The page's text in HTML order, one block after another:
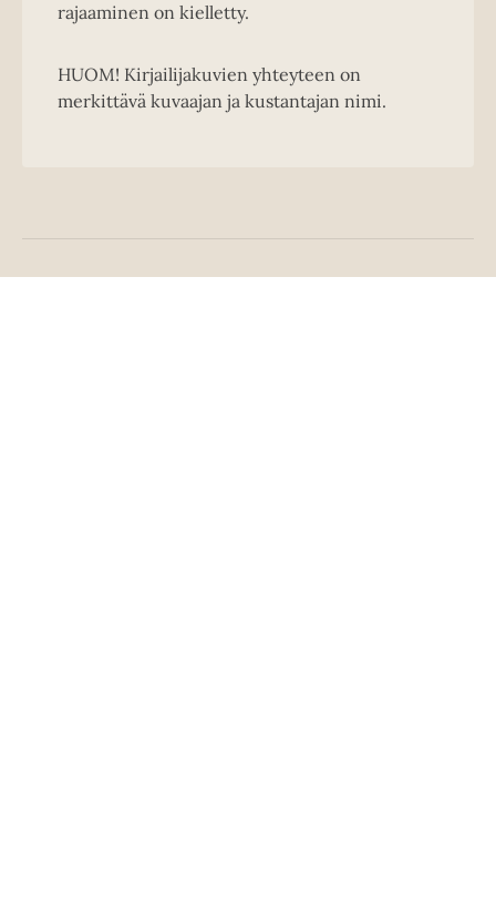
rajaaminen on kielletty.
HUOM! Kirjailijakuvien yhteyteen on
merkittävä kuvaajan ja kustantajan nimi.